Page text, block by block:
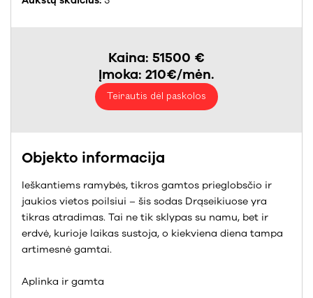
Kaina: 51500 €
Įmoka: 210€/mėn.
Teirautis dėl paskolos
Objekto informacija
Ieškantiems ramybės, tikros gamtos prieglobsčio ir
jaukios vietos poilsiui – šis sodas Drąseikiuose yra
tikras atradimas. Tai ne tik sklypas su namu, bet ir
erdvė, kurioje laikas sustoja, o kiekviena diena tampa
artimesnė gamtai.
Aplinka ir gamta